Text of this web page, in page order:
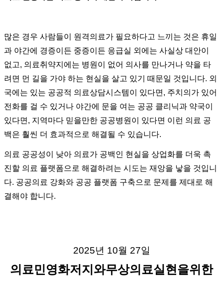
많은 경우 사람들이 원격의료가 필요하다고 느끼는 것은 휴일
과 야간에 경증이든 중증이든 응급실 외에는 사실상 대안이
없고, 의료취약지에는 병원이 없어 의사를 만나거나 약을 타
려면 먼 길을 가야 하는 현실을 살고 있기 때문일 것입니다. 외
국에는 있는 공공적 의료상담시스템이 있다면, 주치의가 있어
전화를 걸 수 있거나 야간에 문을 여는 공공 클리닉과 약국이
있다면, 지역마다 믿을만한 공공병원이 있다면 이런 의료 공
백은 훨씬 더 효과적으로 해결될 수 있습니다.
의료 공공성이 낮아 의료가 공백인 현실을 상업화를 더욱 촉
진할 의료 플랫폼으로 해결하려는 시도는 재앙을 낳을 것입니
다. 공공의료 강화와 공공 플랫폼 구축으로 문제를 제대로 해
결해야 합니다.
2025년 10월 27일
의료민영화저지와무상의료실현을위한